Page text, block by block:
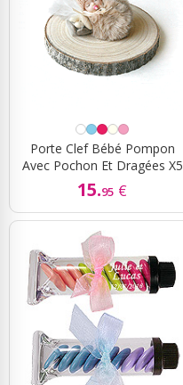
Porte Clef Bébé Pompon
Avec Pochon Et Dragées X5
15.95 €